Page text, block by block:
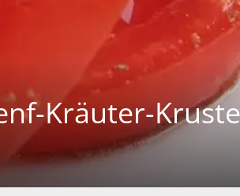
Kräuter-Kruste